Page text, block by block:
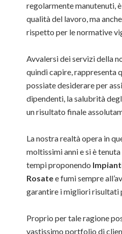
regolarmente manutenuti,
qualità del lavoro, ma
rispetto per le normative
Avvalersi dei servizi della
quindi capire, rappresenta
possiate desiderare per
dipendenti, la salubrità
un risultato finale
La nostra realtà opera in
moltissimi anni e si è
tempi proponendo
Rosatee fumi sempre
garantire i migliori risultati
Proprio per tale ragione
vastissimo portfolio di